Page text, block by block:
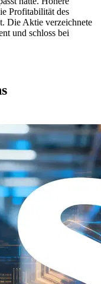
Profitabilität des
Die Aktie verzeichnete
und schloss bei